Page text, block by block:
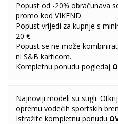
Popust od -20% obračunava
promo kod VIKEND.
Popust vrijedi za kupnje s
20 €.
Popust se ne može
ni S&B karticom.
Kompletnu ponudu pogledaj
Najnoviji modeli su stigli.
opremu vodećih sportskih
Istražite kompletnu ponudu